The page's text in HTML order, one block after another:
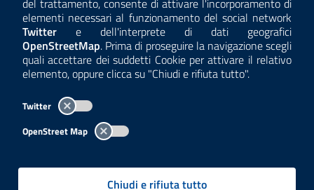
del trattamento, consente di attivare l'incorporamento di
elementi necessari al funzionamento del social network
Twitter e dell'interprete di dati geografici
OpenStreetMap. Prima di proseguire la navigazione scegli
quali accettare dei suddetti Cookie per attivare il relativo
elemento, oppure clicca su "Chiudi e rifiuta tutto".
Twitter
OpenStreet Map
Chiudi e rifiuta tutto
ACCESSIBILITÀ
COOKIE E PRIVACY
TEMI A-Z
Per l'utilizzo del logo e dei dati fare riferimento al regolamento
consultabile aquesta pagina